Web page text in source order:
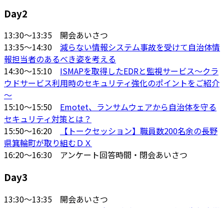
Day2
13:30～13:35 開会あいさつ
13:35～14:30 減らない情報システム事故を受けて自治体情
報担当者のあるべき姿を考える
14:30～15:10 ISMAPを取得したEDRと監視サービス～クラ
ウドサービス利用時のセキュリティ強化のポイントをご紹介
～
15:10～15:50 Emotet、ランサムウェアから自治体を守る
セキュリティ対策とは？
15:50～16:20
【トークセッション】職員数200名余の長野
県箕輪町が取り組むＤＸ
16:20～16:30 アンケート回答時間・閉会あいさつ
Day3
13:30～13:35 開会あいさつ